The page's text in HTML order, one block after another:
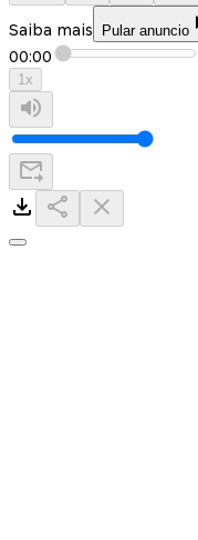
Saiba mais Pular anuncio
00:00
1x